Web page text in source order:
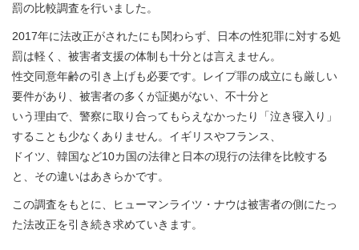
罰の比較調査を行いました。
2017年に法改正がされたにも関わらず、日本の性犯罪に対する処
罰は軽く、被害者支援の体制も十分とは言えません。
性交同意年齢の引き上げも必要です。レイプ罪の成立にも厳しい
要件があり、被害者の多くが証拠がない、不十分と
いう理由で、警察に取り合ってもらえなかったり「泣き寝入り」
することも少なくありません。イギリスやフランス、
ドイツ、韓国など10カ国の法律と日本の現行の法律を比較する
と、その違いはあきらかです。
この調査をもとに、ヒューマンライツ・ナウは被害者の側にたっ
た法改正を引き続き求めていきます。